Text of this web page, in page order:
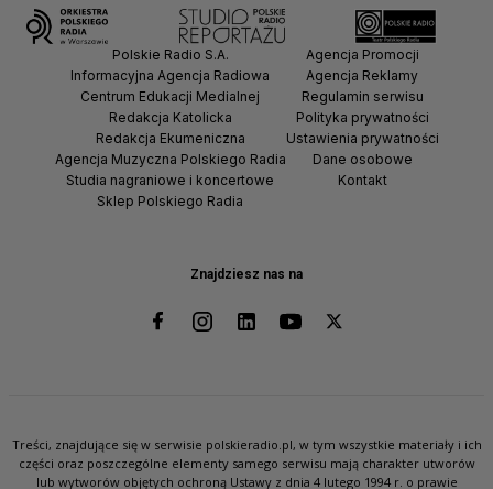
Znajdziesz nas na
Polskie Radio S.A.
Informacyjna Agencja Radiowa
Centrum Edukacji Medialnej
Redakcja Katolicka
Redakcja Ekumeniczna
Agencja Muzyczna Polskiego Radia
Studia nagraniowe i koncertowe
Sklep Polskiego Radia
Agencja Promocji
Agencja Reklamy
Regulamin serwisu
Polityka prywatności
Ustawienia prywatności
Dane osobowe
Kontakt
Treści, znajdujące się w serwisie polskieradio.pl, w tym wszystkie materiały i ich
części oraz poszczególne elementy samego serwisu mają charakter utworów
lub wytworów objętych ochroną Ustawy z dnia 4 lutego 1994 r. o prawie